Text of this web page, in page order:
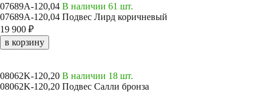
07689A-120,04 В наличии 61 шт.
07689A-120,04 Подвес Лирд коричневый
19 900 ₽
в корзину
08062K-120,20 В наличии 18 шт.
08062K-120,20 Подвес Салли бронза